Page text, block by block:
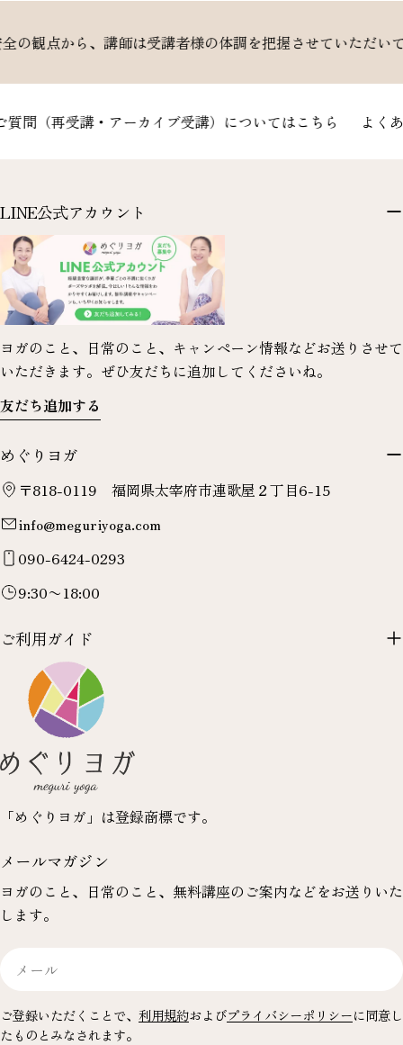
師は受講者様の体調を把握させていただいております。
再受講・アーカイブ受講）についてはこちら よくある
LINE公式アカウント
ヨガのこと、日常のこと、キャンペーン情報などお送りさせて
いただきます。ぜひ友だちに追加してくださいね。
友だち追加する
めぐりヨガ
〒818-0119 福岡県太宰府市連歌屋２丁目6-15
info@meguriyoga.com
090-6424-0293
9:30〜18:00
ご利用ガイド
メールマガジン
ヨガのこと、日常のこと、無料講座のご案内などをお送りいた
します。
ル
ご登録いただくことで、 利用規約およびプライバシーポリシーに同意し
たものとみなされます。
「めぐりヨガ」は登録商標です。